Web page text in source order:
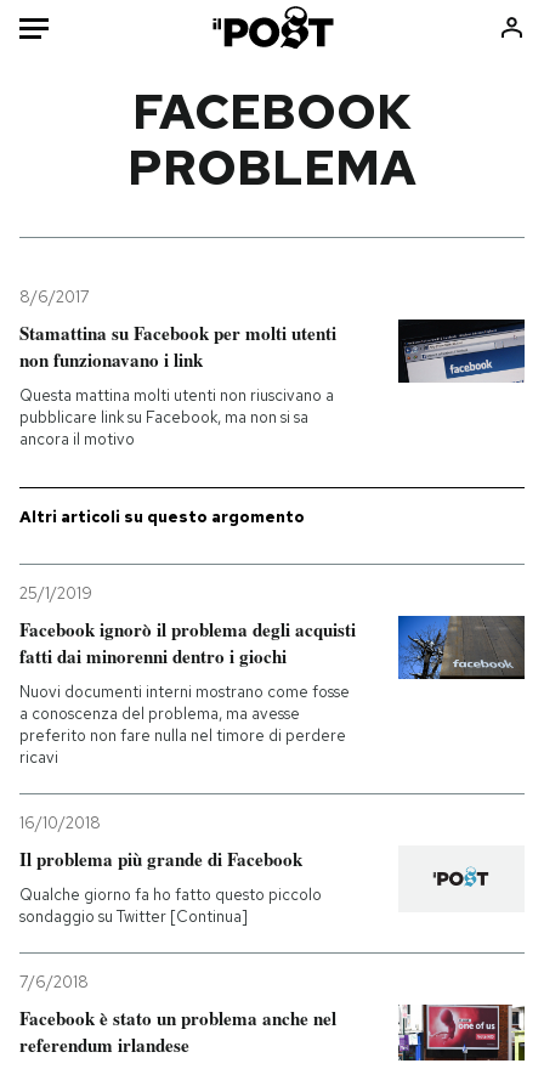
Mondo
Tecnologia
Internet
Cultura
Economia
Sport
Libri
Ok Boomer!
Mondiali calcio 2026
PODCAST
I MIEI PREFERITI
SHOP
CALENDARIO
AREA PERSONALE
Entra
FACEBOOK
PROBLEMA
8/6/2017
Stamattina su Facebook per molti utenti
non funzionavano i link
Questa mattina molti utenti non riuscivano a
pubblicare link su Facebook, ma non si sa
ancora il motivo
Altri articoli su questo argomento
25/1/2019
Facebook ignorò il problema degli acquisti
fatti dai minorenni dentro i giochi
Nuovi documenti interni mostrano come fosse
a conoscenza del problema, ma avesse
preferito non fare nulla nel timore di perdere
ricavi
16/10/2018
Il problema più grande di Facebook
Qualche giorno fa ho fatto questo piccolo
sondaggio su Twitter [Continua]
7/6/2018
Facebook è stato un problema anche nel
referendum irlandese